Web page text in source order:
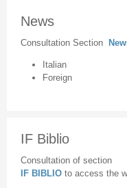
News
Consultation Section
Italian
Foreign
IF Biblio
Consultation of section
IF BIBLIO to access the